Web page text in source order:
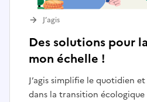
Des solutions pour
mon échelle !
J’agis simplifie le quotidien
dans la transition
J’agis